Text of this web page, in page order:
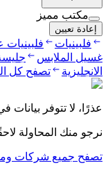
مكتب مميز
إعادة تعيين
فلبينيات فلبينيات
غسيل الملابس
الانجليزية
تصفح كل
عذرًا، لا تتوفر بيانات
نرجو منك المحاولة
تصفح جميع شركات